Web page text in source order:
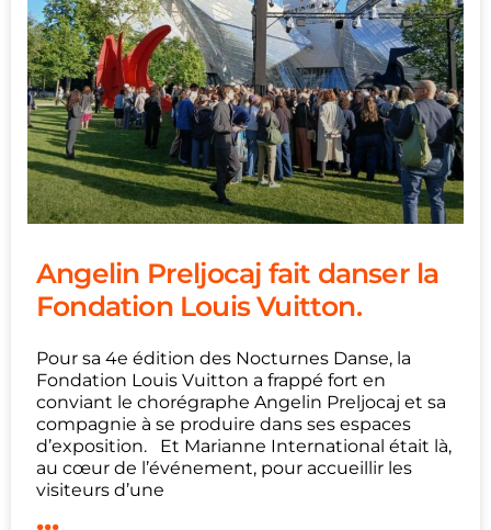
Angelin Preljocaj fait danser la
Fondation Louis Vuitton.
Pour sa 4e édition des Nocturnes Danse, la
Fondation Louis Vuitton a frappé fort en
conviant le chorégraphe Angelin Preljocaj et sa
compagnie à se produire dans ses espaces
d’exposition. Et Marianne International était là,
au cœur de l’événement, pour accueillir les
visiteurs d’une
...